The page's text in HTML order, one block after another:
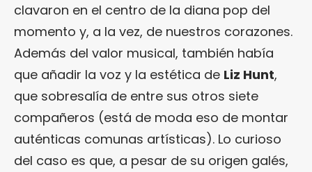
clavaron en el centro de la diana pop del
momento y, a la vez, de nuestros corazones.
Además del valor musical, también había
que añadir la voz y la estética de Liz Hunt,
que sobresalía de entre sus otros siete
compañeros (está de moda eso de montar
auténticas comunas artísticas). Lo curioso
del caso es que, a pesar de su origen galés,